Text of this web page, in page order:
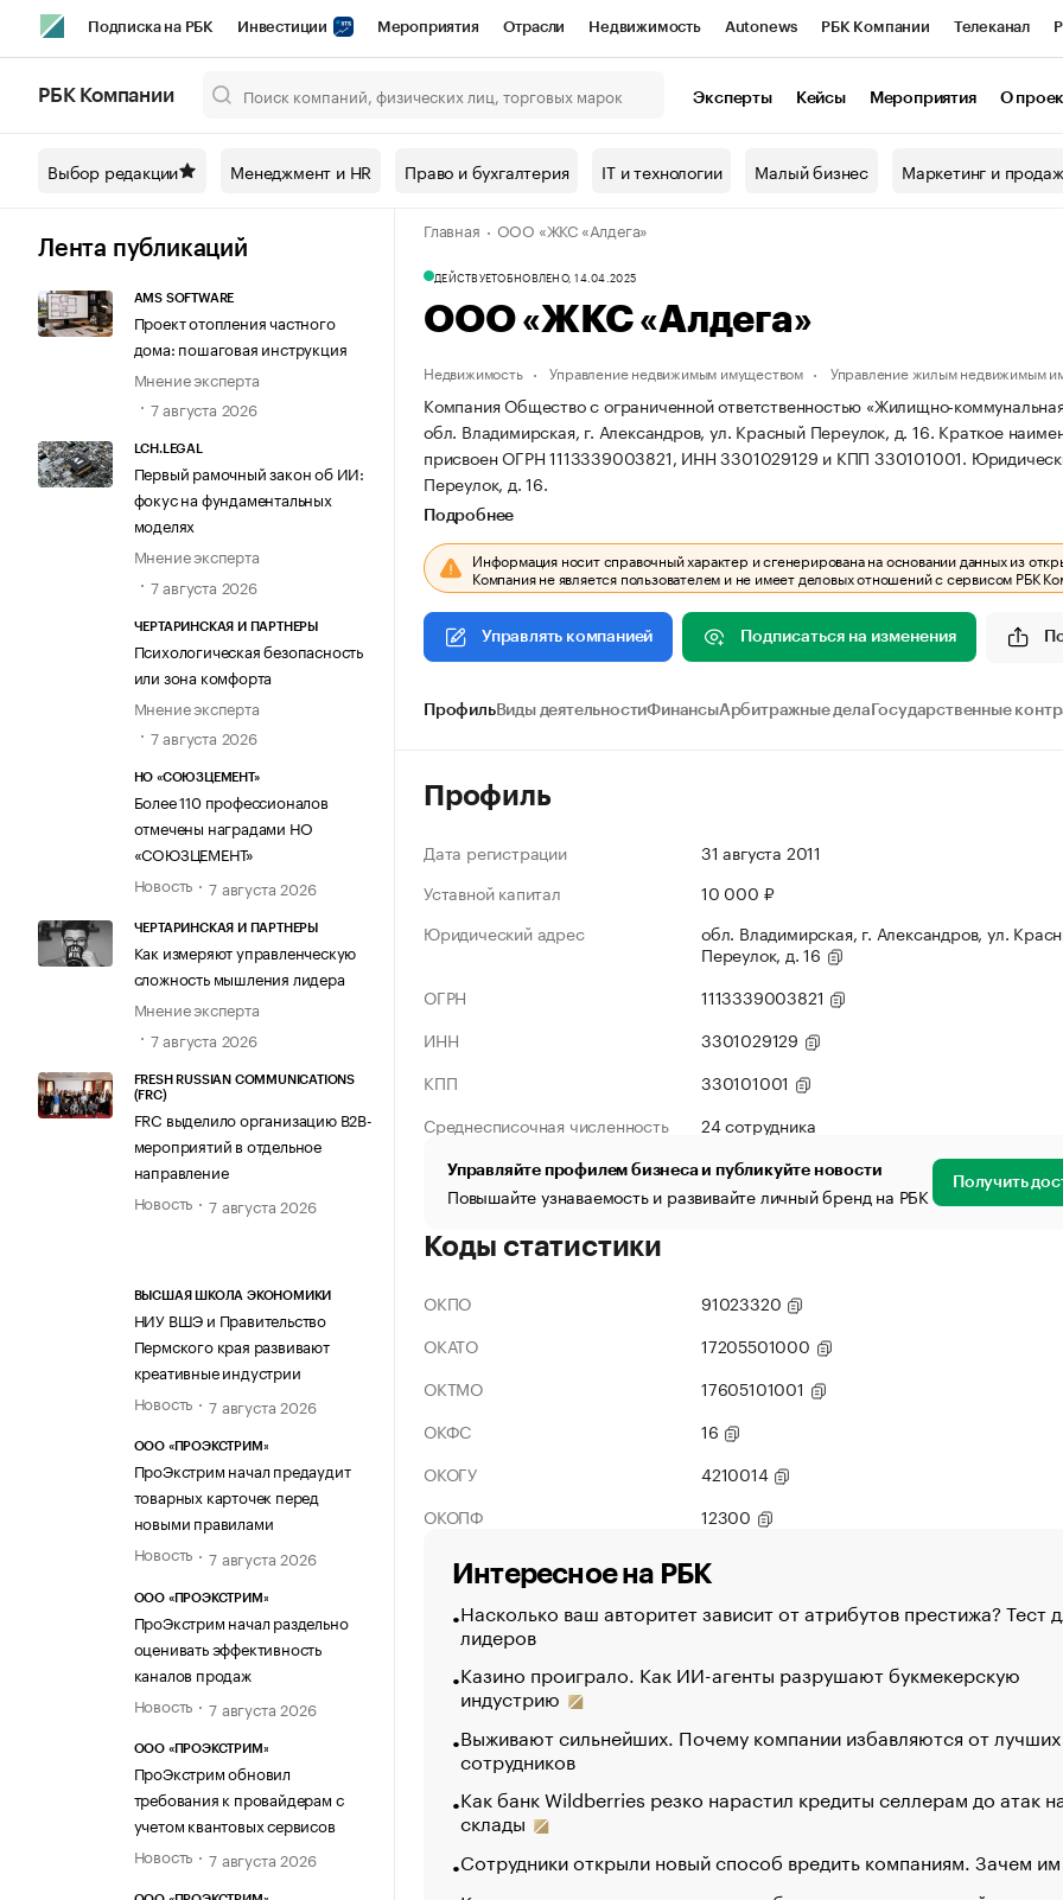
Подписка на РБК Инвестиции Мероприятия Отрасли Недвижимость Autonews РБК Компании Телеканал
Спецпроекты СПб Конференции СПб Спецпроекты Проверка контрагентов
Технологии и медиа Рынок наличной валюты
РБК Компании Эксперты Кейсы Мероприятия О
Выбор редакции Менеджмент и HR Право и бухгалтерия IT и технологии Малый бизнес Маркетинг и
Лента публикаций
AMS SOFTWARE
Проект отопления частного
дома: пошаговая инструкция
Мнение эксперта
7 августа 2026
LCH.LEGAL
Первый рамочный закон об ИИ:
фокус на фундаментальных
моделях
Мнение эксперта
7 августа 2026
ЧЕРТАРИНСКАЯ И ПАРТНЕРЫ
Психологическая безопасность
или зона комфорта
Мнение эксперта
7 августа 2026
НО «СОЮЗЦЕМЕНТ»
Более 110 профессионалов
отмечены наградами НО
«СОЮЗЦЕМЕНТ»
Новость
7 августа 2026
ЧЕРТАРИНСКАЯ И ПАРТНЕРЫ
Как измеряют управленческую
сложность мышления лидера
Мнение эксперта
7 августа 2026
FRESH RUSSIAN COMMUNICATIONS
(FRC)
FRC выделило организацию B2B-
мероприятий в отдельное
направление
Новость
7 августа 2026
ВЫСШАЯ ШКОЛА ЭКОНОМИКИ
НИУ ВШЭ и Правительство
Пермского края развивают
креативные индустрии
Новость
7 августа 2026
ООО «ПРОЭКСТРИМ»
ПроЭкстрим начал предаудит
товарных карточек перед
новыми правилами
Новость
7 августа 2026
ООО «ПРОЭКСТРИМ»
ПроЭкстрим начал раздельно
оценивать эффективность
каналов продаж
Новость
7 августа 2026
ООО «ПРОЭКСТРИМ»
ПроЭкстрим обновил
требования к провайдерам с
учетом квантовых сервисов
Новость
7 августа 2026
Главная ООО «ЖКС «Алдега»
ДЕЙСТВУЕТОБНОВЛЕНО, 14.04.2025
ООО «ЖКС «Алдега»
Недвижимость Управление недвижимым имуществом Управление жилым недвижимым
Компания Общество с ограниченной ответственностью «Жилищно-
обл. Владимирская, г. Александров, ул. Красный Переулок, д. 16. Краткое
присвоен ОГРН 1113339003821, ИНН 3301029129 и КПП 330101001.
Переулок, д. 16.
Подробнее
Информация носит справочный характер и сгенерирована на основании данных из
Компания не является пользователем и не имеет деловых отношений с сервисом РБК
Управлять компанией Подписаться на изменения
ПрофильВиды деятельностиФинансыАрбитражные дела Государственные
Профиль
Дата регистрации
31 августа 2011
Уставной капитал
10 000 ₽
Юридический адрес
обл. Владимирская, г. Александров, ул.
Переулок, д. 16
ОГРН
1113339003821
ИНН
3301029129
КПП
330101001
Среднесписочная численность
24 сотрудника
Управляйте профилем бизнеса и публикуйте новости
Повышайте узнаваемость и развивайте личный бренд на РБК Получить
Коды статистики
ОКПО
91023320
ОКАТО
17205501000
ОКТМО
17605101001
ОКФС
16
ОКОГУ
4210014
ОКОПФ
12300
Интересное на РБК
Насколько ваш авторитет зависит от атрибутов престижа? Тест
лидеров
Казино проиграло. Как ИИ-агенты разрушают букмекерскую
индустрию
Выживают сильнейших. Почему компании избавляются от лучших
сотрудников
Как банк Wildberries резко нарастил кредиты селлерам до атак
склады
Сотрудники открыли новый способ вредить компаниям. Зачем